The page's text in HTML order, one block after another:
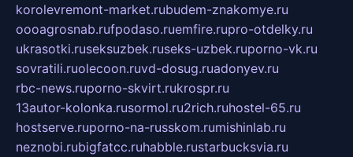
korolevremont-market.rubudem-znakomye.ru
oooagrosnab.rufpodaso.ruemfire.rupro-otdelky.ru
ukrasotki.ruseksuzbek.ruseks-uzbek.ruporno-vk.ru
sovratili.ruolecoon.ruvd-dosug.ruadonyev.ru
rbc-news.ruporno-skvirt.rukrospr.ru
13autor-kolonka.rusormol.ru2rich.ruhostel-65.ru
hostserve.ruporno-na-russkom.rumishinlab.ru
neznobi.rubigfatcc.ruhabble.rustarbucksvia.ru